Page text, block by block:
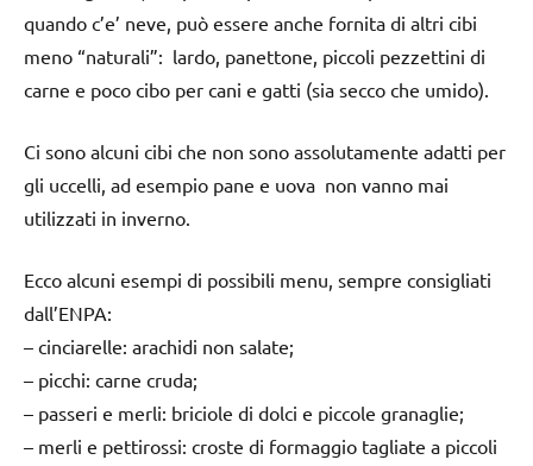
quando c’e’ neve, può essere anche fornita di altri cibi
meno “naturali”: lardo, panettone, piccoli pezzettini di
carne e poco cibo per cani e gatti (sia secco che umido).
Ci sono alcuni cibi che non sono assolutamente adatti per
gli uccelli, ad esempio pane e uova non vanno mai
utilizzati in inverno.
Ecco alcuni esempi di possibili menu, sempre consigliati
dall’ENPA:
– cinciarelle: arachidi non salate;
– picchi: carne cruda;
– passeri e merli: briciole di dolci e piccole granaglie;
– merli e pettirossi: croste di formaggio tagliate a piccoli